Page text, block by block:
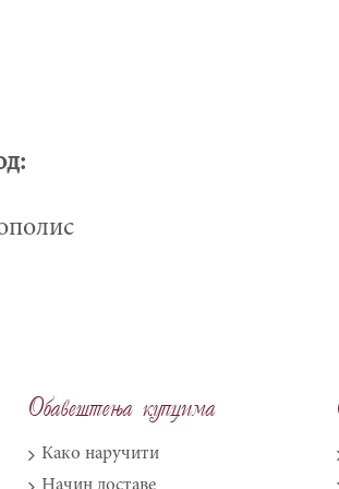
Obave{tewa kupcima
Како наручити